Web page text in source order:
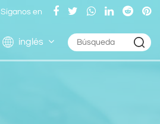
Síganos en
inglés